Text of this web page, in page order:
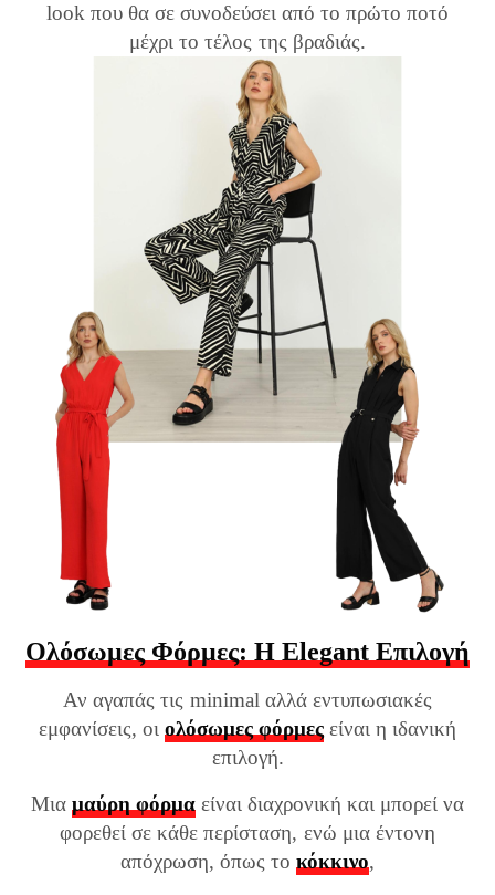
look που θα σε συνοδεύσει από το πρώτο ποτό
μέχρι το τέλος της βραδιάς.
Ολόσωμες Φόρμες: Η Elegant Επιλογή
Αν αγαπάς τις minimal αλλά εντυπωσιακές
εμφανίσεις, οι ολόσωμες φόρμες είναι η ιδανική
επιλογή.
Μια μαύρη φόρμαείναι διαχρονική και μπορεί να
φορεθεί σε κάθε περίσταση, ενώ μια έντονη
απόχρωση, όπως τοκόκκινο,